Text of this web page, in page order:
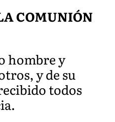
COMUNIÓN
hombre y
y de su
todos